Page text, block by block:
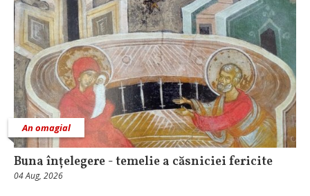
An omagial
Buna înțelegere - temelie a căsniciei fericite
04 Aug, 2026